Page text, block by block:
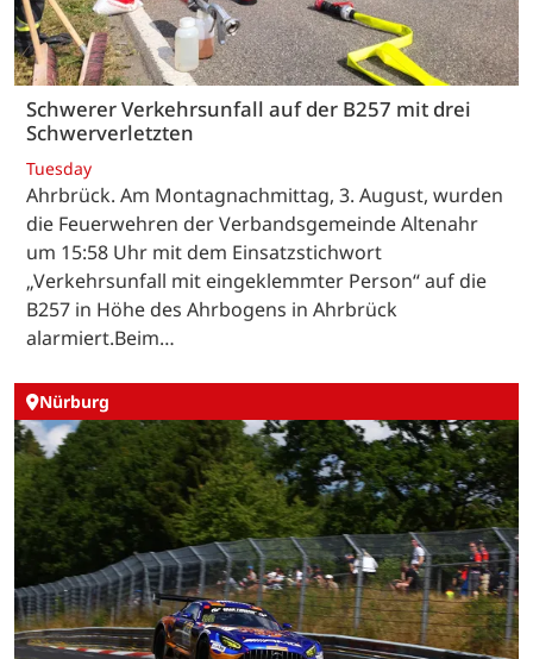
Schwerer Verkehrsunfall auf der B257 mit drei
Schwerverletzten
Tuesday
Ahrbrück. Am Montagnachmittag, 3. August, wurden
die Feuerwehren der Verbandsgemeinde Altenahr
um 15:58 Uhr mit dem Einsatzstichwort
„Verkehrsunfall mit eingeklemmter Person“ auf die
B257 in Höhe des Ahrbogens in Ahrbrück
alarmiert.Beim…
Nürburg